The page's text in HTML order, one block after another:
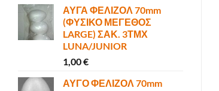
ΑΥΓΑ ΦΕΛΙΖΟΛ 70mm
(ΦΥΣΙΚΟ ΜΕΓΕΘΟΣ
LARGE) ΣΑΚ. 3ΤΜΧ
LUNA/JUNIOR
1,00€
ΑΥΓΟ ΦΕΛΙΖΟΛ 70mm